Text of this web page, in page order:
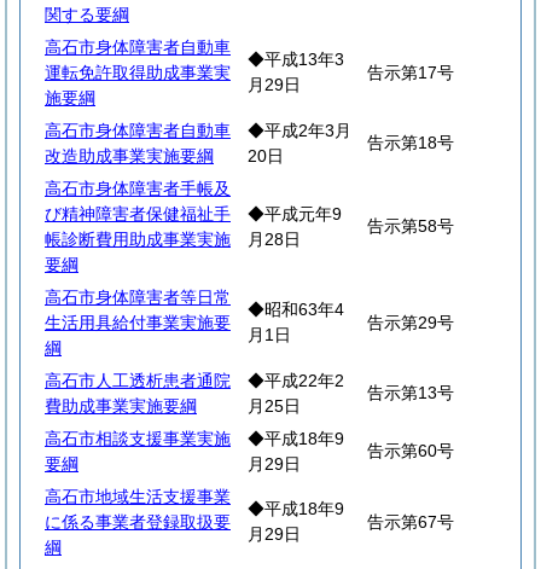
関する要綱
高石市身体障害者自動車
運転免許取得助成事業実
施要綱
◆平成13年3
月29日
告示第17号
高石市身体障害者自動車
改造助成事業実施要綱
◆平成2年3月
20日
告示第18号
高石市身体障害者手帳及
び精神障害者保健福祉手
帳診断費用助成事業実施
要綱
◆平成元年9
月28日
告示第58号
高石市身体障害者等日常
生活用具給付事業実施要
綱
◆昭和63年4
月1日
告示第29号
高石市人工透析患者通院
費助成事業実施要綱
◆平成22年2
月25日
告示第13号
高石市相談支援事業実施
要綱
◆平成18年9
月29日
告示第60号
高石市地域生活支援事業
に係る事業者登録取扱要
綱
◆平成18年9
月29日
告示第67号